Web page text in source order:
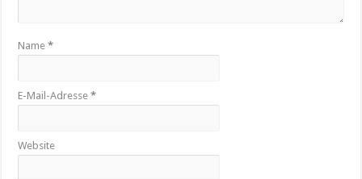
Name*
E-Mail-Adresse*
Website